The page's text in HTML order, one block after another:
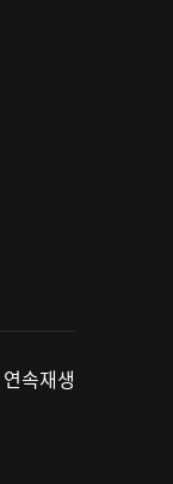
연속재생